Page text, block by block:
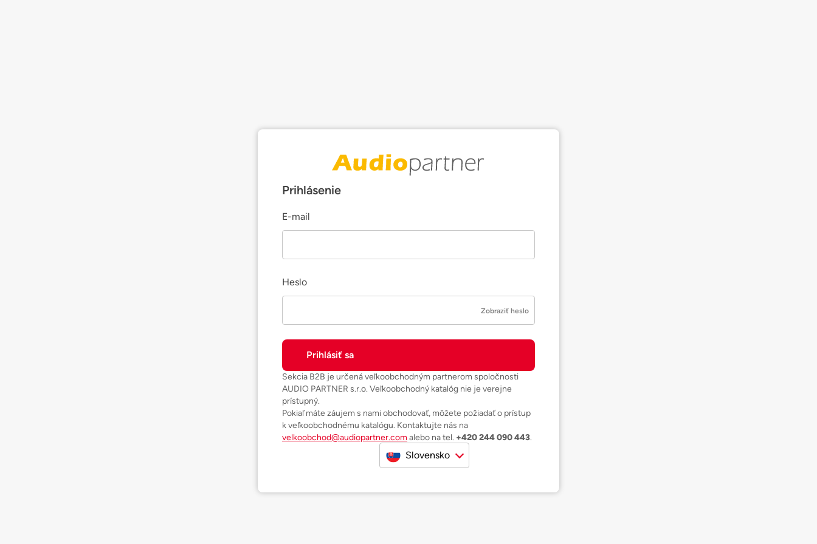
Prihlásenie
E-mail
Heslo
Zobraziť heslo
Sekcia B2B je určená veľkoobchodným partnerom spoločnosti
AUDIO PARTNER s.r.o. Veľkoobchodný katalóg nie je verejne
prístupný.
Pokiaľ máte záujem s nami obchodovať, môžete požiadať o prístup
k veľkoobchodnému katalógu. Kontaktujte nás na
velkoobchod@audiopartner.comalebo na tel. +420 244 090 443.
Slovensko